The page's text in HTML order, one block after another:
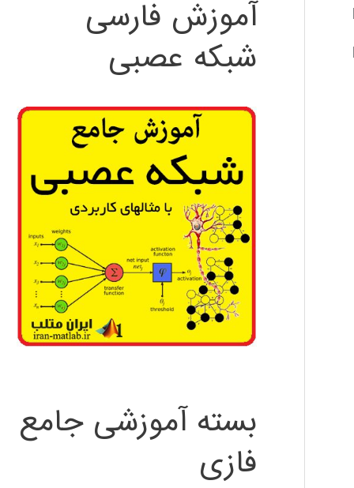
آموزش فارسی
شبکه عصبی
بسته آموزشی جامع
فازی